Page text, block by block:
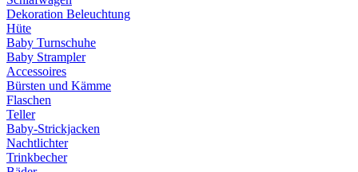
Dekoration Beleuchtung
Hüte
Baby Turnschuhe
Baby Strampler
Accessoires
Bürsten und Kämme
Flaschen
Teller
Baby-Strickjacken
Nachtlichter
Trinkbecher